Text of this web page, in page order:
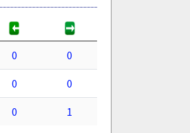
0 0
0 0
0 1